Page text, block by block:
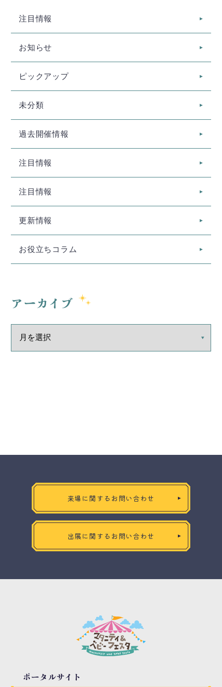
注目情報
お知らせ
ピックアップ
未分類
過去開催情報
注目情報
注目情報
更新情報
お役立ちコラム
アーカイブ
来場に関するお問い合わせ
出展に関するお問い合わせ
ポータルサイト